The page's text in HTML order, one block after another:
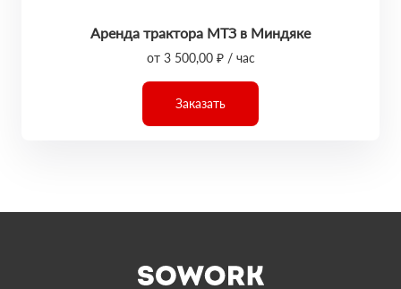
Аренда трактора МТЗ в Миндяке
от 3 500,00 ₽ / час
Заказать